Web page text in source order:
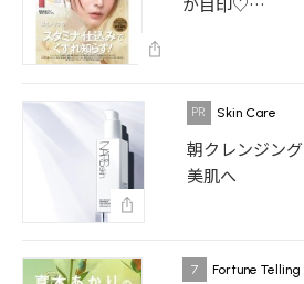
Skin Care
朝クレンジン
美肌へ
7 Fortune Telling